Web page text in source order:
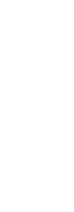
verfügbar.)